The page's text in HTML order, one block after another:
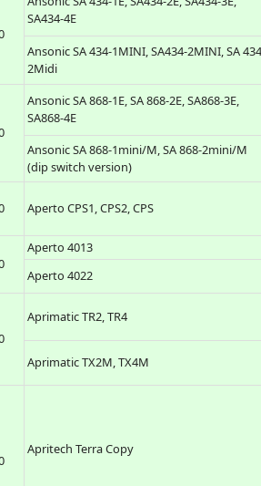
SA434-4E
Ansonic SA 434-1MINI, SA434-2MINI, SA
2Midi
Ansonic SA 868-1E, SA 868-2E, SA868-3E,
SA868-4E
Ansonic SA 868-1mini/M, SA 868-2mini/M
(dip switch version)
Aperto CPS1, CPS2, CPS
Aperto 4013
Aperto 4022
Aprimatic TR2, TR4
Aprimatic TX2M, TX4M
Apritech Terra Copy